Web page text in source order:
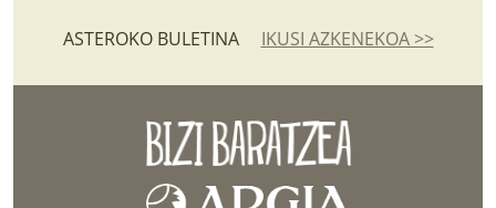
ASTEROKO BULETINA IKUSI AZKENEKOA >>